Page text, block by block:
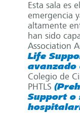
Esta sala es
emergencia
altamente
han sido
Association
Life
avanzado
Colegio de
PHTLS
Support o